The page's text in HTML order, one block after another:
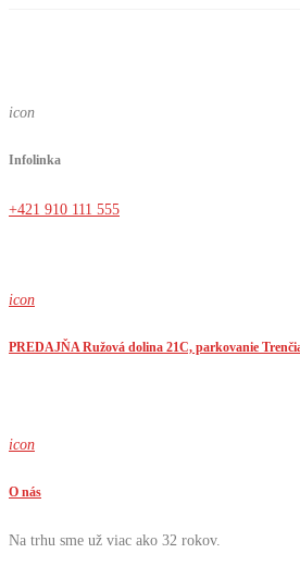
icon
Infolinka
+421 910 111 555
icon
PREDAJŇA Ružová dolina 21C, parkovanie
icon
O nás
Na trhu sme už viac ako 32 rokov.